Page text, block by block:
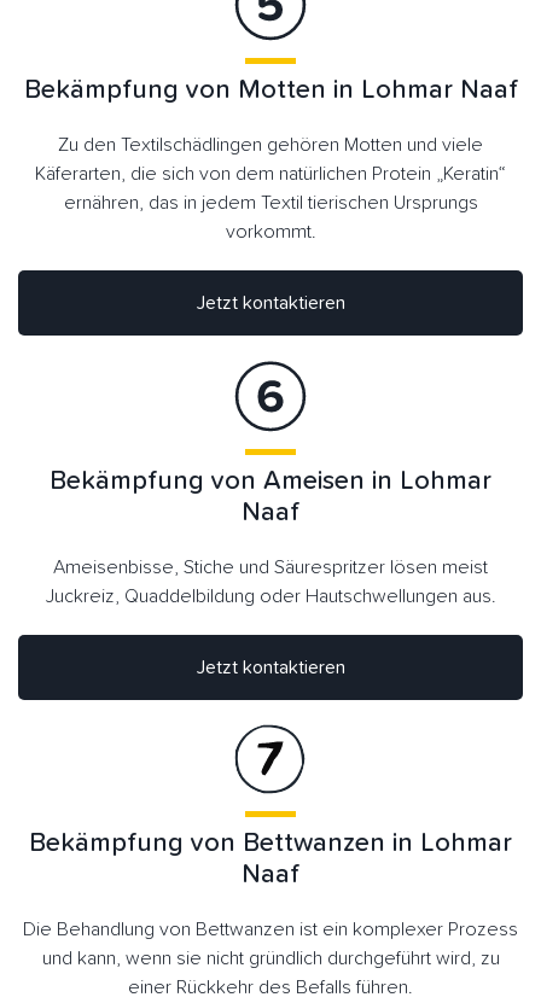
Bekämpfung von Motten in Lohmar Naaf
Zu den Textilschädlingen gehören Motten und viele
Käferarten, die sich von dem natürlichen Protein „Keratin“
ernähren, das in jedem Textil tierischen Ursprungs
vorkommt.
Jetzt kontaktieren
Jetzt kontaktieren
Bekämpfung von Ameisen in Lohmar
Naaf
Ameisenbisse, Stiche und Säurespritzer lösen meist
Juckreiz, Quaddelbildung oder Hautschwellungen aus.
Bekämpfung von Bettwanzen in Lohmar
Naaf
Die Behandlung von Bettwanzen ist ein komplexer Prozess
und kann, wenn sie nicht gründlich durchgeführt wird, zu
einer Rückkehr des Befalls führen.